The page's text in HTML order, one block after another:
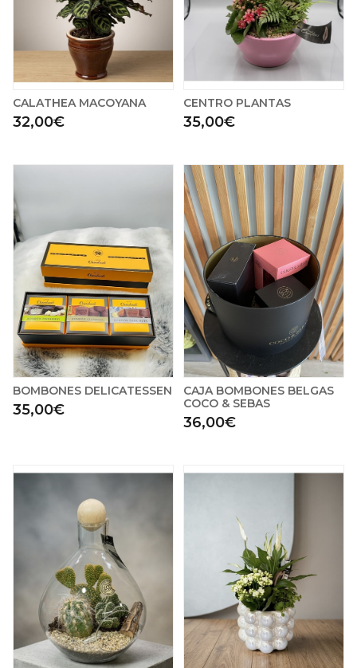
CALATHEA MACOYANA
32,00€
CENTRO PLANTAS
35,00€
BOMBONES DELICATESSEN
35,00€
CAJA BOMBONES BELGAS
COCO & SEBAS
36,00€